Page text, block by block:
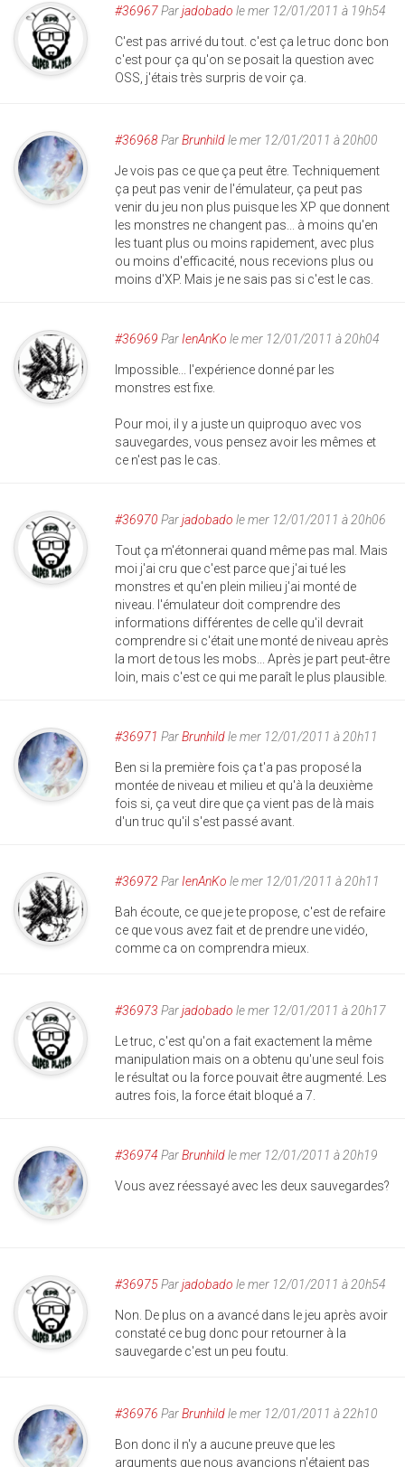
#36967Parjadobado le mer 12/01/2011 à 19h54
C'est pas arrivé du tout. c'est ça le truc donc bon
c'est pour ça qu'on se posait la question avec
OSS, j'étais très surpris de voir ça.
#36968ParBrunhildle mer 12/01/2011 à 20h00
Je vois pas ce que ça peut être. Techniquement
ça peut pas venir de l'émulateur, ça peut pas
venir du jeu non plus puisque les XP que donnent
les monstres ne changent pas... à moins qu'en
les tuant plus ou moins rapidement, avec plus
ou moins d'efficacité, nous recevions plus ou
moins d'XP. Mais je ne sais pas si c'est le cas.
#36969 Par IenAnKo le mer 12/01/2011 à 20h04
Impossible... l'expérience donné par les
monstres est fixe.
Pour moi, il y a juste un quiproquo avec vos
sauvegardes, vous pensez avoir les mêmes et
ce n'est pas le cas.
#36970 Parjadobado le mer 12/01/2011 à 20h06
Tout ça m'étonnerai quand même pas mal. Mais
moi j'ai cru que c'est parce que j'ai tué les
monstres et qu'en plein milieu j'ai monté de
niveau. l'émulateur doit comprendre des
informations différentes de celle qu'il devrait
comprendre si c'était une monté de niveau après
la mort de tous les mobs... Après je part peut-être
loin, mais c'est ce qui me paraît le plus plausible.
#36971 ParBrunhildle mer 12/01/2011 à 20h11
Ben si la première fois ça t'a pas proposé la
montée de niveau et milieu et qu'à la deuxième
fois si, ça veut dire que ça vient pas de là mais
d'un truc qu'il s'est passé avant.
#36972 Par IenAnKo le mer 12/01/2011 à 20h11
Bah écoute, ce que je te propose, c'est de refaire
ce que vous avez fait et de prendre une vidéo,
comme ca on comprendra mieux.
#36973 Parjadobado le mer 12/01/2011 à 20h17
Le truc, c'est qu'on a fait exactement la même
manipulation mais on a obtenu qu'une seul fois
le résultat ou la force pouvait être augmenté. Les
autres fois, la force était bloqué a 7.
#36974 ParBrunhildle mer 12/01/2011 à 20h19
Vous avez réessayé avec les deux sauvegardes?
#36975Parjadobado le mer 12/01/2011 à 20h54
Non. De plus on a avancé dans le jeu après avoir
constaté ce bug donc pour retourner à la
sauvegarde c'est un peu foutu.
#36976 ParBrunhildle mer 12/01/2011 à 22h10
Bon donc il n'y a aucune preuve que les
arguments que nous avancions n'étaient pas